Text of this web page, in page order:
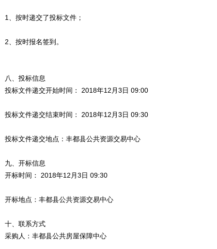
1、按时递交了投标文件；
2、按时报名签到。
八、投标信息
投标文件递交开始时间： 2018年12月3日 09:00
投标文件递交结束时间： 2018年12月3日 09:30
投标文件递交地点：丰都县公共资源交易中心
九、开标信息
开标时间： 2018年12月3日 09:30
开标地点：丰都县公共资源交易中心
十、联系方式
采购人：丰都县公共房屋保障中心